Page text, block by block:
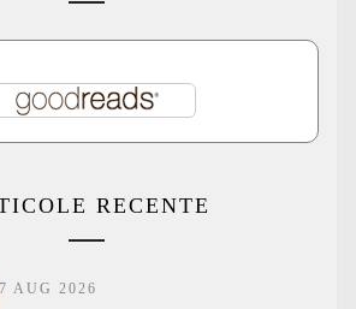
RECENTE
7 AUG 2026